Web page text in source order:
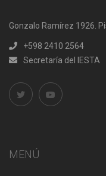
Gonzalo Ramírez 1926.
+598 2410 2564
Secretaría del IESTA
MENÚ